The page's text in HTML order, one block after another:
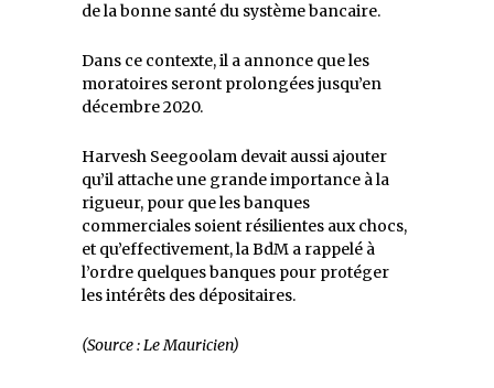
de la bonne santé du système bancaire.
Dans ce contexte, il a annonce que les
moratoires seront prolongées jusqu’en
décembre 2020.
Harvesh Seegoolam devait aussi ajouter
qu’il attache une grande importance à la
rigueur, pour que les banques
commerciales soient résilientes aux chocs,
et qu’effectivement, la BdM a rappelé à
l’ordre quelques banques pour protéger
les intérêts des dépositaires.
(Source : Le Mauricien)